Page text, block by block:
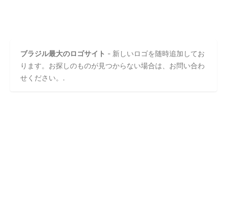
ブラジル最大のロゴサイト - 新しいロゴを随時追加してお
ります。お探しのものが見つからない場合は、お問い合わ
せください。.